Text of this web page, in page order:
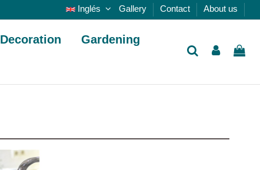
Inglés Gallery Contact About us
Decoration
Gardening